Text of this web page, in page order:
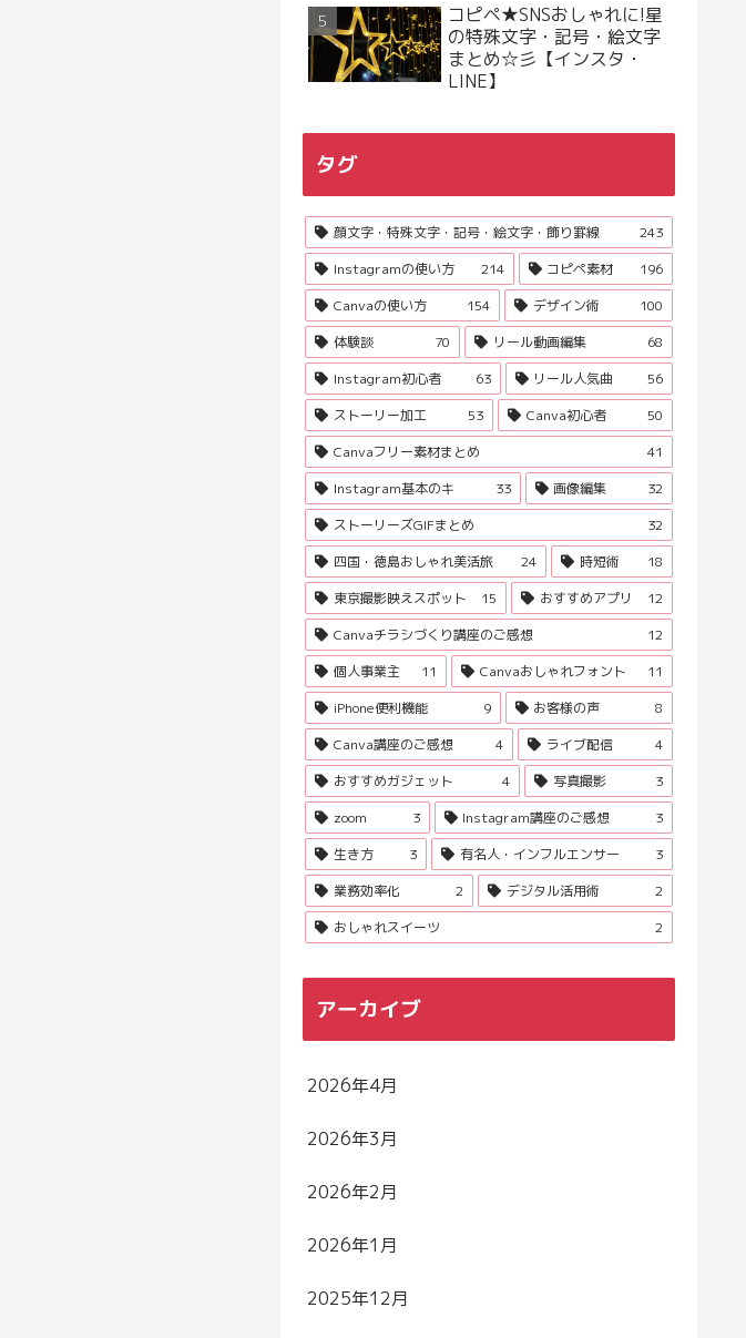
コピペ★SNSおしゃれに!星
の特殊文字・記号・絵文字
まとめ☆彡【インスタ・
LINE】
タグ
顔文字・特殊文字・記号・絵文字・飾り罫線
243
Instagramの使い方
214 コピペ素材
196
Canvaの使い方
154 デザイン術
100
体験談
70 リール動画編集
68
Instagram初心者
63 リール人気曲
56
ストーリー加工
53 Canva初心者
50
Canvaフリー素材まとめ
41
Instagram基本のキ
33 画像編集
32
ストーリーズGIFまとめ
32
四国・徳島おしゃれ美活旅
24 時短術
18
東京撮影映えスポット
15 おすすめアプリ
12
Canvaチラシづくり講座のご感想
12
個人事業主
11 Canvaおしゃれフォント
11
iPhone便利機能
9 お客様の声
8
Canva講座のご感想
4 ライブ配信
4
おすすめガジェット
4 写真撮影
3
zoom
3 Instagram講座のご感想
3
生き方
3 有名人・インフルエンサー
3
業務効率化
2 デジタル活用術
2
おしゃれスイーツ
2
アーカイブ
2026年4月
2026年3月
2026年2月
2026年1月
2025年12月